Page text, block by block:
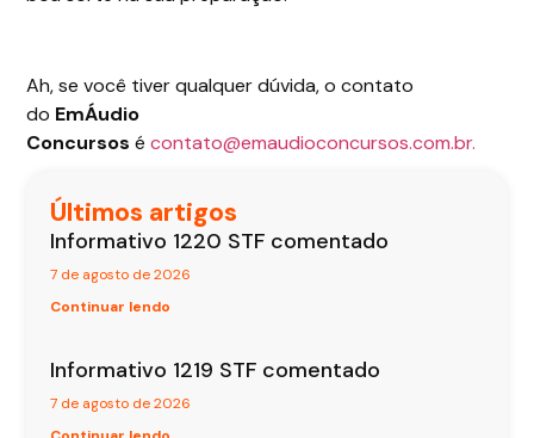
Ah, se você tiver qualquer dúvida, o contato
do EmÁudio
Concursos écontato@emaudioconcursos.com.br.
Últimos artigos
Informativo 1220 STF comentado
7 de agosto de 2026
Continuar lendo
Informativo 1219 STF comentado
7 de agosto de 2026